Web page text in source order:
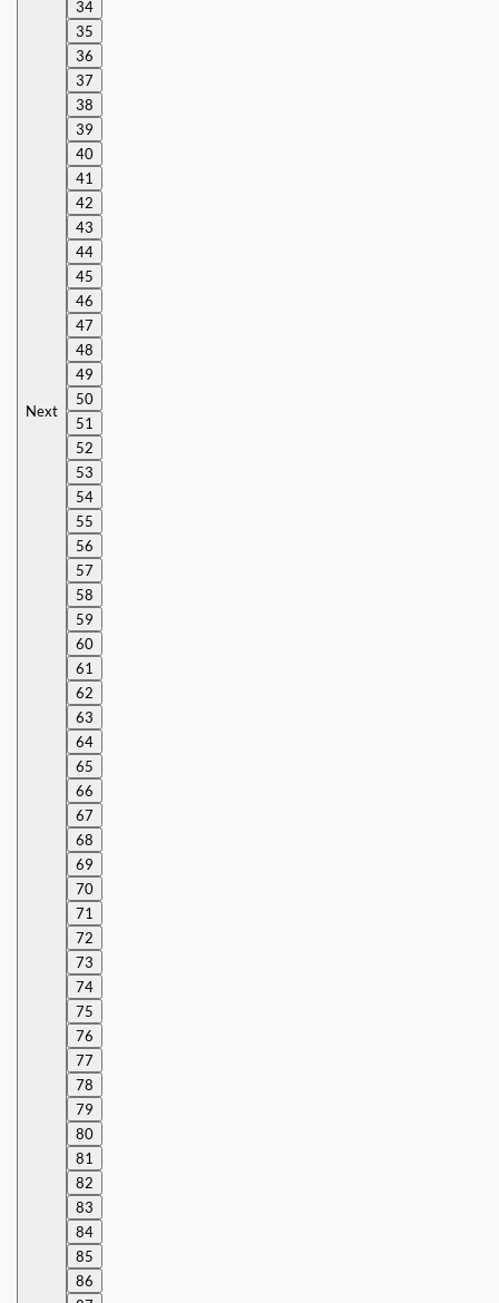
Next
34
35
36
37
38
39
40
41
42
43
44
45
46
47
48
49
50
51
52
53
54
55
56
57
58
59
60
61
62
63
64
65
66
67
68
69
70
71
72
73
74
75
76
77
78
79
80
81
82
83
84
85
86